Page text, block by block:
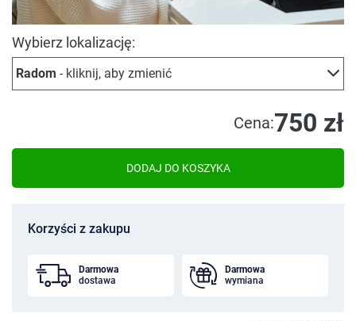
Wybierz lokalizację:
Radom - kliknij, aby zmienić
Cena:750 zł
DODAJ DO KOSZYKA
Korzyści z zakupu
Darmowa
dostawa
Darmowa
wymiana